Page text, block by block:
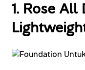
1. Rose All